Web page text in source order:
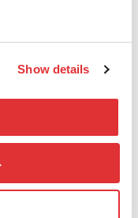
Show details
Oslo to Vienna
to City